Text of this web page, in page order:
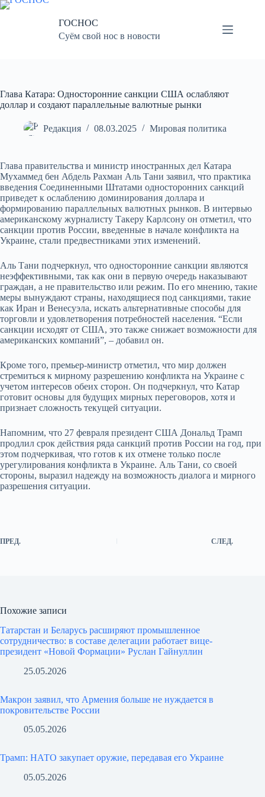
Перейти
ГОСНОС
Суём свой нос в новости
Глава Катара: Односторонние санкции США ослабляют
доллар и создают параллельные валютные рынки
Редакция 08.03.2025 Мировая политика
Глава правительства и министр иностранных дел Катара
Мухаммед бен Абдель Рахман Аль Тани заявил, что практика
введения Соединенными Штатами односторонних санкций
приведет к ослаблению доминирования доллара и
формированию параллельных валютных рынков. В интервью
американскому журналисту Такеру Карлсону он отметил, что
санкции против России, введенные в начале конфликта на
Украине, стали предвестниками этих изменений.
Аль Тани подчеркнул, что односторонние санкции являются
неэффективными, так как они в первую очередь наказывают
граждан, а не правительство или режим. По его мнению, такие
меры вынуждают страны, находящиеся под санкциями, такие
как Иран и Венесуэла, искать альтернативные способы для
торговли и удовлетворения потребностей населения. “Если
санкции исходят от США, это также снижает возможности для
американских компаний”, – добавил он.
Кроме того, премьер-министр отметил, что мир должен
стремиться к мирному разрешению конфликта на Украине с
учетом интересов обеих сторон. Он подчеркнул, что Катар
готовит основы для будущих мирных переговоров, хотя и
признает сложность текущей ситуации.
Напомним, что 27 февраля президент США Дональд Трамп
продлил срок действия ряда санкций против России на год, при
этом подчеркивая, что готов к их отмене только после
урегулирования конфликта в Украине. Аль Тани, со своей
стороны, выразил надежду на возможность диалога и мирного
разрешения ситуации.
ПРЕД. СЛЕД.
Похожие записи
Татарстан и Беларусь расширяют промышленное
сотрудничество: в составе делегации работает вице-
президент «Новой Формации» Руслан Гайнуллин
25.05.2026
Макрон заявил, что Армения больше не нуждается в
покровительстве России
05.05.2026
Трамп: НАТО закупает оружие, передавая его Украине
05.05.2026